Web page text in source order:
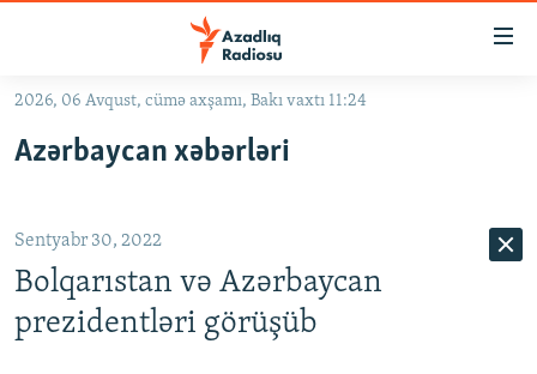
Əsas
qayıt
qayıt
Axtarışa
#ƏSLINDƏ
FƏRQƏ BAX
QANUNI DOĞRU
2026, 06 Avqust, cümə axşamı, Bakı vaxtı 11:24
Azərbaycan xəbərləri
Sentyabr 30, 2022
Bolqarıstan və Azərbaycan
prezidentləri görüşüb